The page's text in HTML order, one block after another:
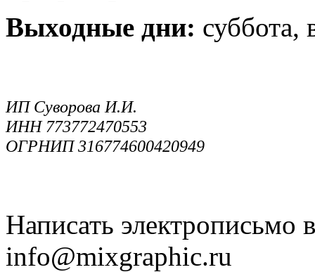
Выходные дни: суббота,
ИП Суворова И.И.
ИНН 773772470553
ОГРНИП 316774600420949
Написать электрописьмо
info@mixgraphic.ru